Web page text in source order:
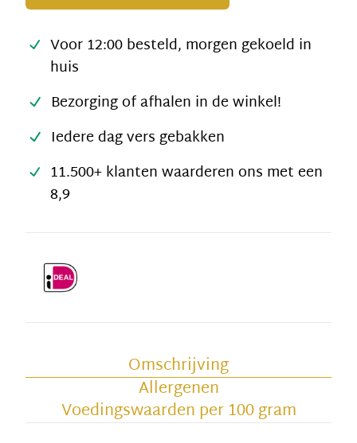
Voor 12:00 besteld, morgen gekoeld in
huis
Bezorging of afhalen in de winkel!
Iedere dag vers gebakken
11.500+ klanten waarderen ons met een
8,9
Omschrijving
Allergenen
Voedingswaarden per 100 gram